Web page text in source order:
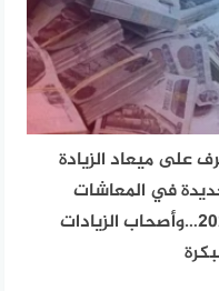
على ميعاد الزيادة
في المعاشات
2026…وأصحاب الزيادات